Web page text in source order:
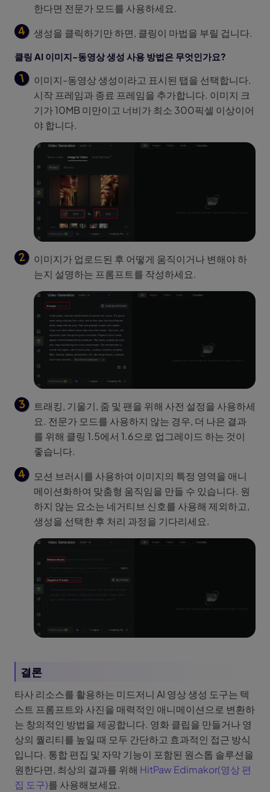
한다면 전문가 모드를 사용하세요.
생성을 클릭하기만 하면, 클링이 마법을 부릴 겁니다.
클링 AI 이미지-동영상 생성 사용 방법은 무엇인가요?
이미지-동영상 생성이라고 표시된 탭을 선택합니다.
시작 프레임과 종료 프레임을 추가합니다. 이미지 크
기가 10MB 미만이고 너비가 최소 300픽셀 이상이어
야 합니다.
이미지가 업로드된 후 어떻게 움직이거나 변해야 하
는지 설명하는 프롬프트를 작성하세요.
트래킹, 기울기, 줌 및 팬을 위해 사전 설정을 사용하세
요. 전문가 모드를 사용하지 않는 경우, 더 나은 결과
를 위해 클링 1.5에서 1.6으로 업그레이드 하는 것이
좋습니다.
모션 브러시를 사용하여 이미지의 특정 영역을 애니
메이션화하여 맞춤형 움직임을 만들 수 있습니다. 원
하지 않는 요소는 네거티브 신호를 사용해 제외하고,
생성을 선택한 후 처리 과정을 기다리세요.
결론
타사 리소스를 활용하는 미드저니 AI 영상 생성 도구는 텍
스트 프롬프트와 사진을 매력적인 애니메이션으로 변환하
는 창의적인 방법을 제공합니다. 영화 클립을 만들거나 영
상의 퀄리티를 높일 때 모두 간단하고 효과적인 접근 방식
입니다. 통합 편집 및 자막 기능이 포함된 원스톱 솔루션을
원한다면, 최상의 결과를 위해 HitPaw Edimakor(영상 편
집 도구)를 사용해보세요.